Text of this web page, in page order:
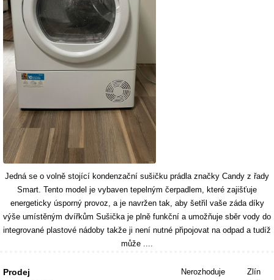
Jedná se o volně stojící kondenzační sušičku prádla značky Candy z řady
Smart. Tento model je vybaven tepelným čerpadlem, které zajišťuje
energeticky úsporný provoz, a je navržen tak, aby šetřil vaše záda díky
výše umístěným dvířkům Sušička je plně funkční a umožňuje sběr vody do
integrované plastové nádoby takže ji není nutné připojovat na odpad a tudíž
může ....
Prodej Nerozhoduje
Zlín